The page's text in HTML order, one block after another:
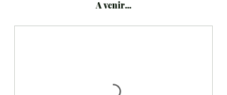
A venir...